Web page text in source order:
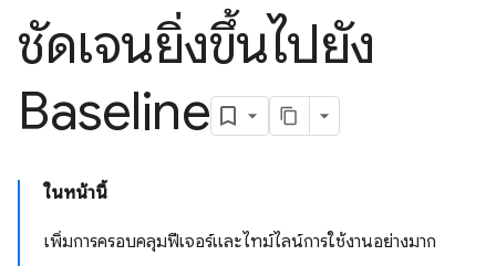
ชัดเจนยิ่งขึ้นไปยัง
Baseline
ในหน้านี้
เพิ่มการครอบคลุมฟีเจอร์และไทม์ไลน์การใช้งานอย่างมาก